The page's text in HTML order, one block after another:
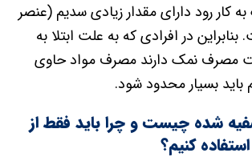
کار رود دارای مقدار زیادی سدیم (عنصر
در افرادی که به علت ابتلا به
مصرف نمک دارند مصرف مواد حاوی
بسیار محدود شود.
شده چیست و چرا باید فقط از
کنیم؟